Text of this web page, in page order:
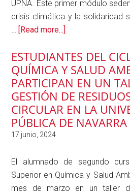
UPNA. Este primer módulo
crisis climática y la solidaridad
…
[Read more...]
de
alumnado
QySA
en
proyecto
TEAMIT+,
ESTUDIANTES DEL
QUÍMICA Y SALUD
PARTICIPAN EN UN
GESTIÓN DE
CIRCULAR EN LA
PÚBLICA DE
El alumnado de segundo
Superior en Química y Salud
mes de marzo en un taller